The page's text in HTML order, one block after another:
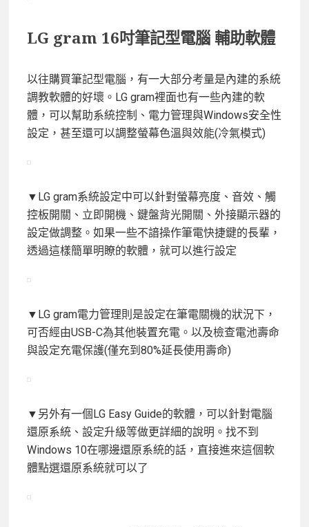
LG gram 16吋筆記型電腦 輔助軟體
以往購買筆記型電腦，有一大部分考量是內建的系統
調教軟體的好壞。LG gram裡面也有一些內建的軟
體，可以幫助系統控制、電力管理與Windows安全性
設定，甚至還可以調整螢幕色溫與效能(冷氣模式)
▼LG gram系統設定中可以針對螢幕亮度、音效、觸
控板開關、立即開機、鍵盤背光開關、外接顯示器的
設定做調整。如果一些不諳操作筆電快捷鍵的長輩，
透過這樣簡單明瞭的軟體，就可以進行設定
▼LG gram電力管理則是設定在筆電關機的狀況下，
可否經由USB-C為其他裝置充電。以及檢查電池壽命
與設定充電保護(僅充到80%延長使用壽命)
▼另外有一個LG Easy Guide的軟體，可以針對電腦
還原系統、設定升級等做更詳細的說明。找不到
Windows 10在哪邊還原系統的話，直接進來這個軟
體點選還原系統就可以了